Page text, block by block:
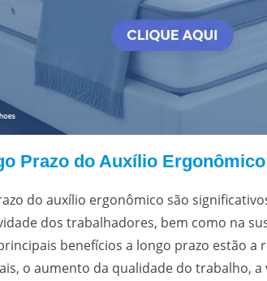
Prazo do Auxílio Ergonômico
do auxílio ergonômico são
dos trabalhadores, bem como na
benefícios a longo prazo estão
o aumento da qualidade do trabalho,